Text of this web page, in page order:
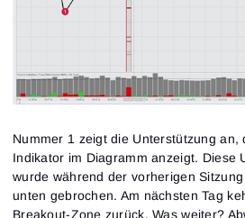
Nummer 1 zeigt die Unterstützung an,
Indikator im Diagramm anzeigt. Diese
wurde während der vorherigen
unten gebrochen. Am nächsten Tag
Breakout-Zone zurück. Was weiter?